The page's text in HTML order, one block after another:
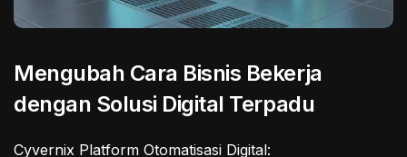
Mengubah Cara Bisnis Bekerja
dengan Solusi Digital Terpadu
Cyvernix Platform Otomatisasi Digital: